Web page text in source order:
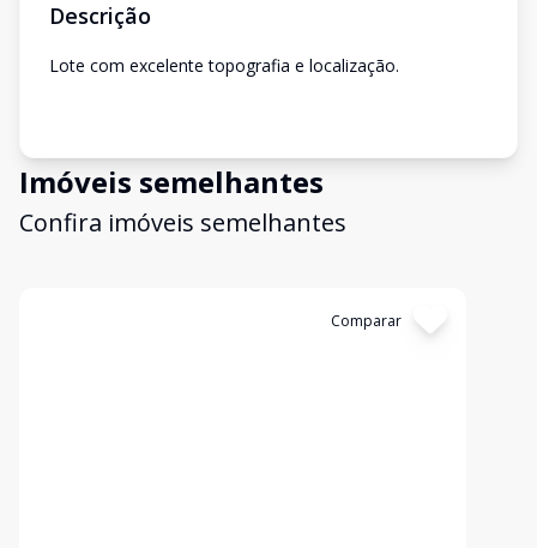
Descrição
Lote com excelente topografia e localização.
Imóveis semelhantes
Confira imóveis semelhantes
Comparar